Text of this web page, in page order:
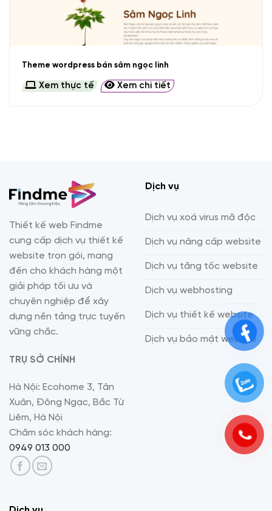
Theme wordpress bán sâm ngọc linh
Xem thực tế Xem chi tiết
Thiết kế web Findme
cung cấp dịch vụ thiết kế
website trọn gói, mang
đến cho khách hàng một
giải pháp tối ưu và
chuyên nghiệp để xây
dựng nền tảng trực tuyến
vững chắc.
TRỤ SỞ CHÍNH
Hà Nội: Ecohome 3, Tân
Xuân, Đông Ngạc, Bắc Từ
Liêm, Hà Nội
Chăm sóc khách hàng:
0949 013 000
Dịch vụ
Dịch vụ xoá virus mã độc
Dịch vụ nâng cấp website
Dịch vụ tăng tốc website
Dịch vụ webhosting
Dịch vụ thiết kế website
Dịch vụ bảo mật website